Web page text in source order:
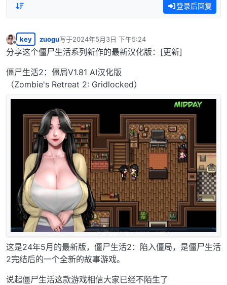
登录后回复
离线
key zuogu写于2024年5月3日 下午5:24
最后由 编辑
分享这个僵尸生活系列新作的最新汉化版：[更新]
僵尸生活2：僵局V1.81 AI汉化版
（Zombie's Retreat 2: Gridlocked）
这是24年5月的最新版，僵尸生活2：陷入僵局，是僵尸生活
2完结后的一个全新的故事游戏。
说起僵尸生活这款游戏相信大家已经不陌生了